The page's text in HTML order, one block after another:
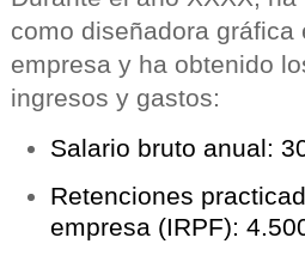
como diseñadora gráfica
empresa y ha obtenido
ingresos y gastos:
Salario bruto anual:
Retenciones
empresa (IRPF):